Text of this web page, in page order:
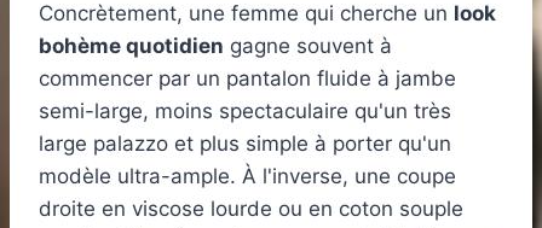
Concrètement, une femme qui cherche un look
bohème quotidien gagne souvent à
commencer par un pantalon fluide à jambe
semi-large, moins spectaculaire qu'un très
large palazzo et plus simple à porter qu'un
modèle ultra-ample. À l'inverse, une coupe
droite en viscose lourde ou en coton souple